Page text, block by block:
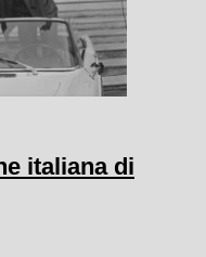
italiana di